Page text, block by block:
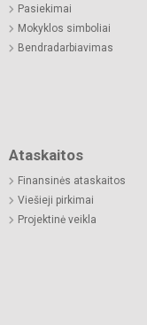
Pasiekimai
Mokyklos simboliai
Bendradarbiavimas
Ataskaitos
Finansinės ataskaitos
Viešieji pirkimai
Projektinė veikla